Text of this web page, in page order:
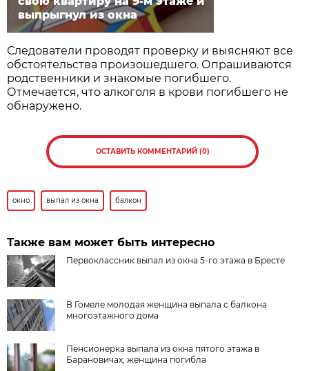
выпрыгнул из окна
Следователи проводят проверку и выясняют все
обстоятельства произошедшего. Опрашиваются
родственники и знакомые погибшего.
Отмечается, что алкоголя в крови погибшего не
обнаружено.
ОСТАВИТЬ КОММЕНТАРИЙ (0)
окно выпал из окна балкон
Также вам может быть интересно
Первоклассник выпал из окна 5-го этажа в Бресте
В Гомеле молодая женщина выпала с балкона
многоэтажного дома
Пенсионерка выпала из окна пятого этажа в
Барановичах, женщина погибла